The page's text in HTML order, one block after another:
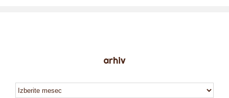
arhiv
arhiv